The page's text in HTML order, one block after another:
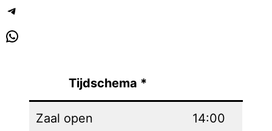
Tijdschema *
Zaal open 14:00